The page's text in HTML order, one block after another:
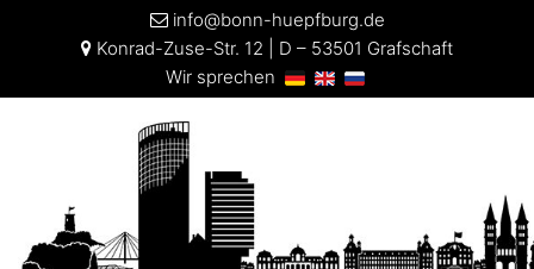
info@bonn-huepfburg.de
Konrad-Zuse-Str. 12 | D – 53501 Grafschaft
Wir sprechen